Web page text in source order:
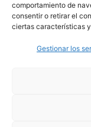
comportamiento de
consentir o retirar el
ciertas características
Gestionar los